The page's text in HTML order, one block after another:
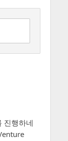
진행하네